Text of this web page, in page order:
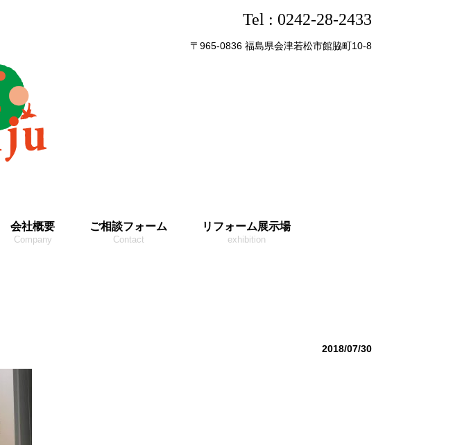
Tel : 0242-28-2433
〒965-0836 福島県会津若松市館脇町10-8
会社概要
Company
ご相談フォーム
Contact
リフォーム展示場
exhibition
2018/07/30